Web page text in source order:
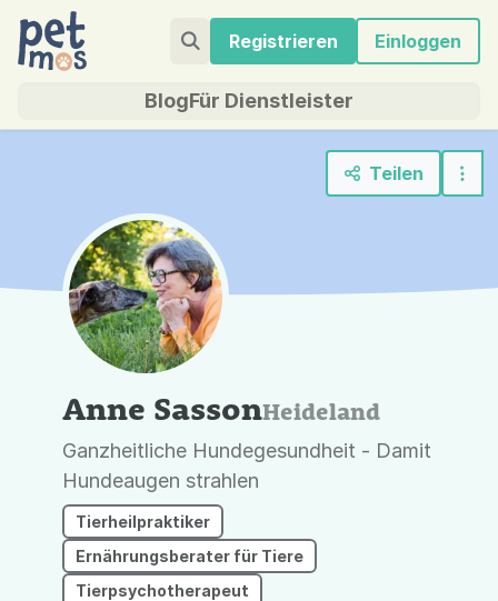
Registrieren Einloggen
BlogFür Dienstleister
Teilen
Anne SassonHeideland
Ganzheitliche Hundegesundheit - Damit
Hundeaugen strahlen
Tierheilpraktiker
Ernährungsberater für Tiere
Tierpsychotherapeut